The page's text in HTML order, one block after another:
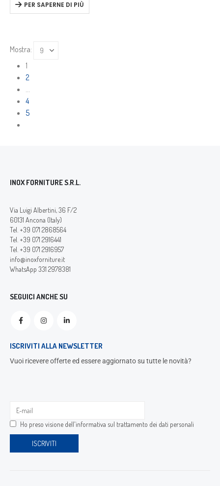
PER SAPERNE DI PIÙ
Mostra:
1
2
4
5
INOX FORNITURE S.R.L.
Via Luigi Albertini, 36 F/2
60131 Ancona (Italy)
Tel. +39 071 2868564
Tel. +39 071 2916441
Tel. +39 071 2916957
info@inoxforniture.it
WhatsApp 331 2978381
SEGUICI ANCHE SU
ISCRIVITI ALLA NEWSLETTER
Vuoi ricevere offerte ed essere aggiornato su tutte le novità?
Ho preso visione dell'informativa sul trattamento dei dati personali